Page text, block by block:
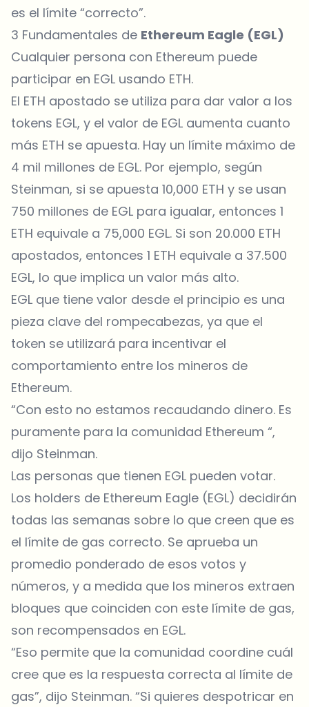
es el límite “correcto”.
3 Fundamentales de Ethereum Eagle (EGL)
Cualquier persona con Ethereum puede
participar en EGL usando ETH.
El ETH apostado se utiliza para dar valor a los
tokens EGL, y el valor de EGL aumenta cuanto
más ETH se apuesta. Hay un límite máximo de
4 mil millones de EGL. Por ejemplo, según
Steinman, si se apuesta 10,000 ETH y se usan
750 millones de EGL para igualar, entonces 1
ETH equivale a 75,000 EGL. Si son 20.000 ETH
apostados, entonces 1 ETH equivale a 37.500
EGL, lo que implica un valor más alto.
EGL que tiene valor desde el principio es una
pieza clave del rompecabezas, ya que el
token se utilizará para incentivar el
comportamiento entre los mineros de
Ethereum.
“Con esto no estamos recaudando dinero. Es
puramente para la comunidad Ethereum “,
dijo Steinman.
Las personas que tienen EGL pueden votar.
Los holders de Ethereum Eagle (EGL) decidirán
todas las semanas sobre lo que creen que es
el límite de gas correcto. Se aprueba un
promedio ponderado de esos votos y
números, y a medida que los mineros extraen
bloques que coinciden con este límite de gas,
son recompensados ​​en EGL.
“Eso permite que la comunidad coordine cuál
cree que es la respuesta correcta al límite de
gas”, dijo Steinman. “Si quieres despotricar en